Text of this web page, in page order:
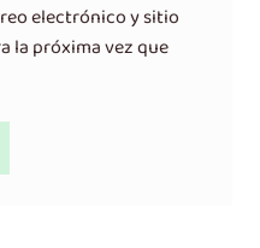
electrónico y sitio
la próxima vez que